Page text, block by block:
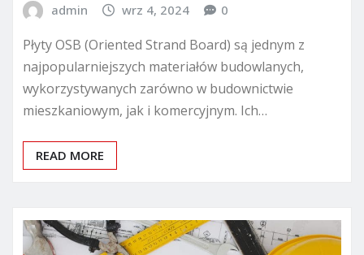
admin wrz 4, 2024 0
Płyty OSB (Oriented Strand Board) są jednym z
najpopularniejszych materiałów budowlanych,
wykorzystywanych zarówno w budownictwie
mieszkaniowym, jak i komercyjnym. Ich…
READ MORE